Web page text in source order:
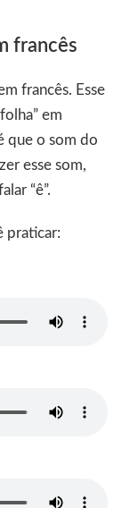
francês
francês. Esse
em
que o som do
esse som,
“ê”.
praticar: